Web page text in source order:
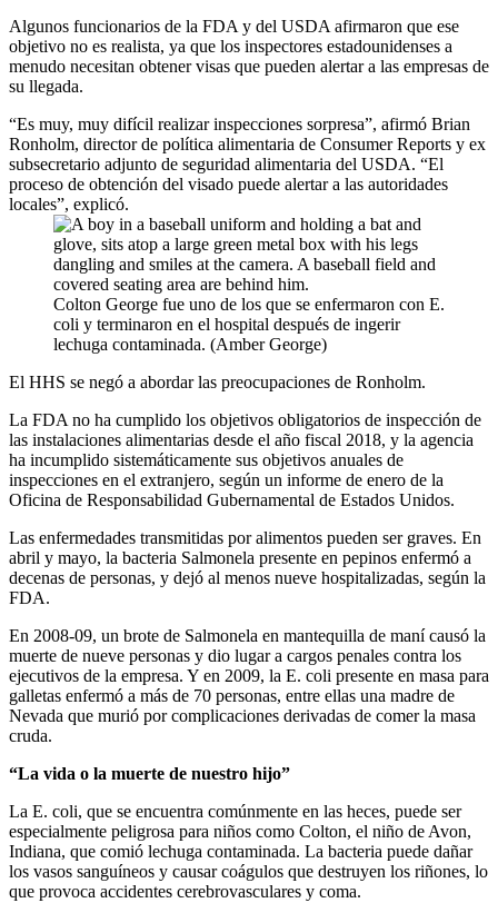
Algunos funcionarios de la FDA y del USDA afirmaron que ese
objetivo no es realista, ya que los inspectores estadounidenses a
menudo necesitan obtener visas que pueden alertar a las empresas de
su llegada.
“Es muy, muy difícil realizar inspecciones sorpresa”, afirmó Brian
Ronholm, director de política alimentaria de Consumer Reports y ex
subsecretario adjunto de seguridad alimentaria del USDA. “El
proceso de obtención del visado puede alertar a las autoridades
locales”, explicó.
Colton George fue uno de los que se enfermaron con E.
coli y terminaron en el hospital después de ingerir
lechuga contaminada. (Amber George)
El HHS se negó a abordar las preocupaciones de Ronholm.
La FDA no ha cumplido los objetivos obligatorios de inspección de
las instalaciones alimentarias desde el año fiscal 2018, y la agencia
ha incumplido sistemáticamente sus objetivos anuales de
inspecciones en el extranjero, según un informe de enero de la
Oficina de Responsabilidad Gubernamental de Estados Unidos.
Las enfermedades transmitidas por alimentos pueden ser graves. En
abril y mayo, la bacteria Salmonela presente en pepinos enfermó a
decenas de personas, y dejó al menos nueve hospitalizadas, según la
FDA.
En 2008-09, un brote de Salmonela en mantequilla de maní causó la
muerte de nueve personas y dio lugar a cargos penales contra los
ejecutivos de la empresa. Y en 2009, la E. coli presente en masa para
galletas enfermó a más de 70 personas, entre ellas una madre de
Nevada que murió por complicaciones derivadas de comer la masa
cruda.
“La vida o la muerte de nuestro hijo”
La E. coli, que se encuentra comúnmente en las heces, puede ser
especialmente peligrosa para niños como Colton, el niño de Avon,
Indiana, que comió lechuga contaminada. La bacteria puede dañar
los vasos sanguíneos y causar coágulos que destruyen los riñones, lo
que provoca accidentes cerebrovasculares y coma.